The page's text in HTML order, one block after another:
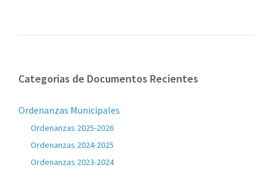
Categorias de Documentos Recientes
Ordenanzas Municipales
Ordenanzas 2025-2026
Ordenanzas 2024-2025
Ordenanzas 2023-2024